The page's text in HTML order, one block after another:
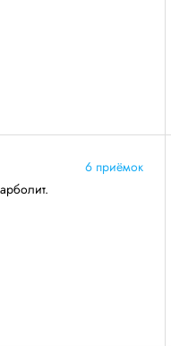
6 приёмок